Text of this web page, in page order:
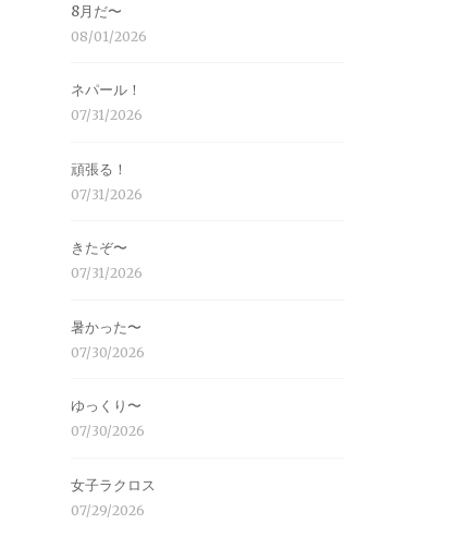
8月だ〜
08/01/2026
ネパール！
07/31/2026
頑張る！
07/31/2026
きたぞ〜
07/31/2026
暑かった〜
07/30/2026
ゆっくり〜
07/30/2026
女子ラクロス
07/29/2026